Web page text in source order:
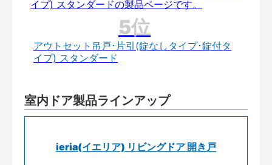
アウトセット吊戸･片引(錠なしタイプ･錠付タ
イプ) スタンダード
室内ドア製品ラインアップ
ieria(イエリア) リビングドア 開き戸